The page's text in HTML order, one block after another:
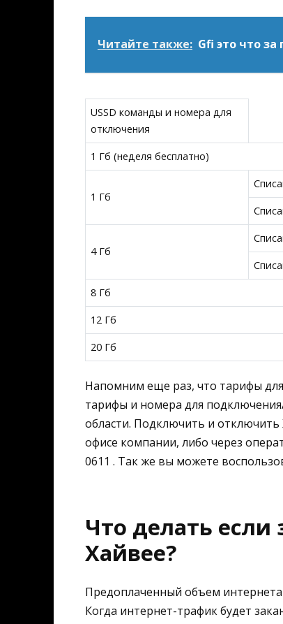
Читайте также: Gfi это что
USSD команды и номера для
отключения
1 Гб (неделя бесплатно)
1 Гб
4 Гб
8 Гб
12 Гб
20 Гб
Напомним еще раз, что тарифы
тарифы и номера для
области. Подключить и
офисе компании, либо через
0611 . Так же вы можете
Что делать если
Хайвее?
Предоплаченный объем
Когда интернет-трафик будет